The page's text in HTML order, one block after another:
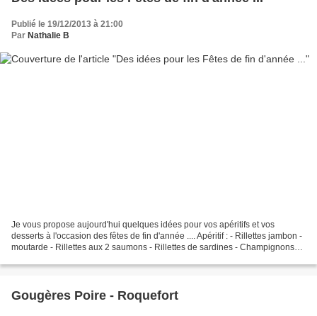
Publié le 19/12/2013 à 21:00
Par Nathalie B
Je vous propose aujourd'hui quelques idées pour vos apéritifs et vos
desserts à l'occasion des fêtes de fin d'année .... Apéritif : - Rillettes jambon -
moutarde - Rillettes aux 2 saumons - Rillettes de sardines - Champignons
Gougères Poire - Roquefort